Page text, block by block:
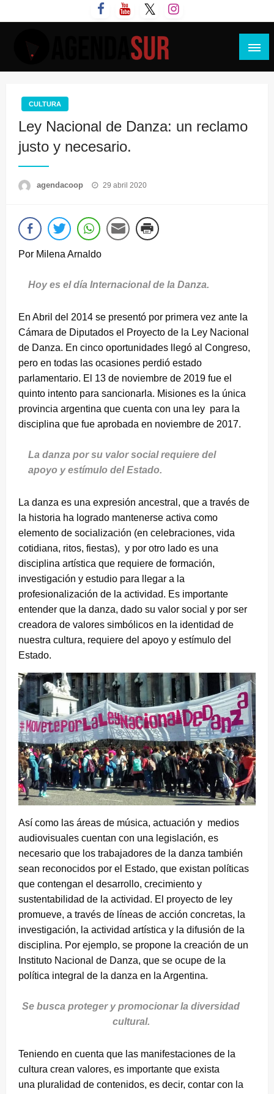
al
CULTURA
Ley Nacional de Danza: un reclamo
justo y necesario.
agendacoop
Publicado
29 abril 2020
Por Milena Arnaldo
Hoy es el día Internacional de la Danza.
En Abril del 2014 se presentó por primera vez ante la
Cámara de Diputados el Proyecto de la Ley Nacional
de Danza. En cinco oportunidades llegó al Congreso,
pero en todas las ocasiones perdió estado
parlamentario. El 13 de noviembre de 2019 fue el
quinto intento para sancionarla. Misiones es la única
provincia argentina que cuenta con una ley para la
disciplina que fue aprobada en noviembre de 2017.
La danza por su valor social requiere del
apoyo y estímulo del Estado.
La danza es una expresión ancestral, que a través de
la historia ha logrado mantenerse activa como
elemento de socialización (en celebraciones, vida
cotidiana, ritos, fiestas), y por otro lado es una
disciplina artística que requiere de formación,
investigación y estudio para llegar a la
profesionalización de la actividad. Es importante
entender que la danza, dado su valor social y por ser
creadora de valores simbólicos en la identidad de
nuestra cultura, requiere del apoyo y estímulo del
Estado.
Así como las áreas de música, actuación y medios
audiovisuales cuentan con una legislación, es
necesario que los trabajadores de la danza también
sean reconocidos por el Estado, que existan políticas
que contengan el desarrollo, crecimiento y
sustentabilidad de la actividad. El proyecto de ley
promueve, a través de líneas de acción concretas, la
investigación, la actividad artística y la difusión de la
disciplina. Por ejemplo, se propone la creación de un
Instituto Nacional de Danza, que se ocupe de la
política integral de la danza en la Argentina.
Se busca proteger y promocionar la diversidad
cultural.
Teniendo en cuenta que las manifestaciones de la
cultura crean valores, es importante que exista
una pluralidad de contenidos, es decir, contar con la